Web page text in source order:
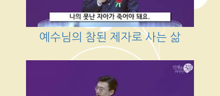
예수님의 참된 제자로 사는 삶